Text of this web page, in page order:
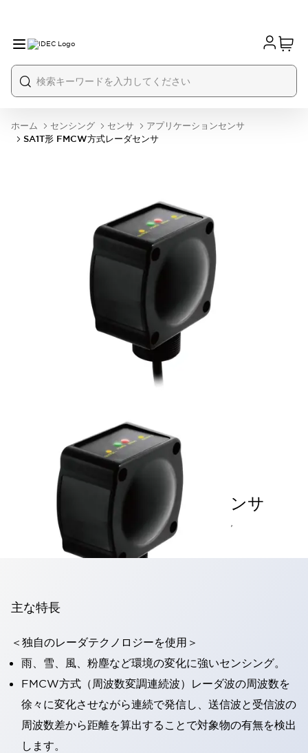
ホーム センシング センサ
アプリケーションセンサ
SA1T形 FMCW方式レーダセンサ
SA1T形 FMCW方式レーダセンサ
雨、雪、風、粉塵など環境の変化に強いセンシング
主な特長
＜独自のレーダテクノロジーを使用＞
雨、雪、風、粉塵など環境の変化に強いセンシング。
FMCW方式（周波数変調連続波）レーダ波の周波数を
徐々に変化させながら連続で発信し、送信波と受信波の
周波数差から距離を算出することで対象物の有無を検出
します。